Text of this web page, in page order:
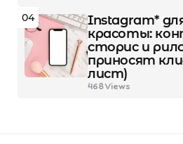
04
Instagram*
красоты:
сторис и
приносят
лист)
468Views